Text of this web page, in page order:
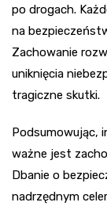
po drogach.
na
Zachowanie
uniknięcia
tragiczne skutki.
Podsumowując,
ważne jest
Dbanie o
nadrzędnym